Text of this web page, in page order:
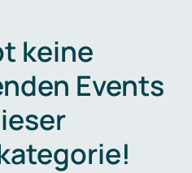
keine
Events